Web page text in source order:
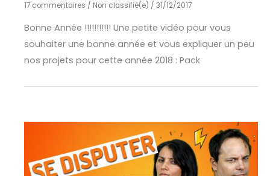
17 commentaires / Non classifié(e) /31/12/2017
Bonne Année !!!!!!!!!!! Une petite vidéo pour vous
souhaiter une bonne année et vous expliquer un peu
nos projets pour cette année 2018 : Pack